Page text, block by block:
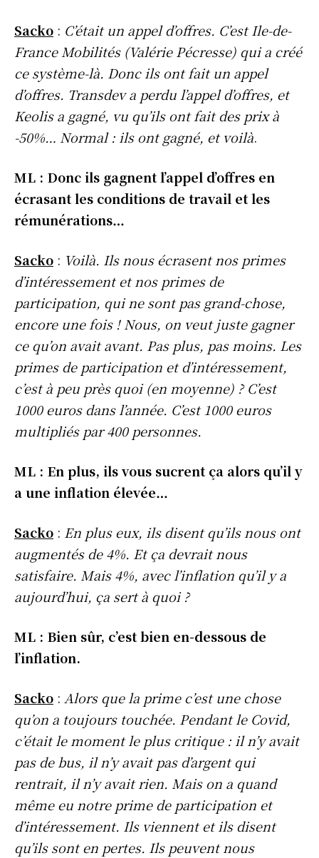
Sacko : C’était un appel d’offres. C’est Ile-de-
France Mobilités (Valérie Pécresse) qui a créé
ce système-là. Donc ils ont fait un appel
d’offres. Transdev a perdu l’appel d’offres, et
Keolis a gagné, vu qu’ils ont fait des prix à
-50%… Normal : ils ont gagné, et voilà.
ML : Donc ils gagnent l’appel d’offres en
écrasant les conditions de travail et les
rémunérations…
Sacko : Voilà. Ils nous écrasent nos primes
d’intéressement et nos primes de
participation, qui ne sont pas grand-chose,
encore une fois ! Nous, on veut juste gagner
ce qu’on avait avant. Pas plus, pas moins. Les
primes de participation et d’intéressement,
c’est à peu près quoi (en moyenne) ? C’est
1000 euros dans l’année. C’est 1000 euros
multipliés par 400 personnes.
ML : En plus, ils vous sucrent ça alors qu’il y
a une inflation élevée…
Sacko : En plus eux, ils disent qu’ils nous ont
augmentés de 4%. Et ça devrait nous
satisfaire. Mais 4%, avec l’inflation qu’il y a
aujourd’hui, ça sert à quoi ?
ML : Bien sûr, c’est bien en-dessous de
l’inflation.
Sacko : Alors que la prime c’est une chose
qu’on a toujours touchée. Pendant le Covid,
c’était le moment le plus critique : il n’y avait
pas de bus, il n’y avait pas d’argent qui
rentrait, il n’y avait rien. Mais on a quand
même eu notre prime de participation et
d’intéressement. Ils viennent et ils disent
qu’ils sont en pertes. Ils peuvent nous